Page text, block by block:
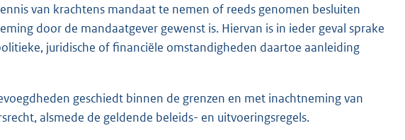
van krachtens mandaat te nemen of reeds genomen besluiten
door de mandaatgever gewenst is. Hiervan is in ieder geval sprake
juridische of financiële omstandigheden daartoe aanleiding
geschiedt binnen de grenzen en met inachtneming van
alsmede de geldende beleids- en uitvoeringsregels.